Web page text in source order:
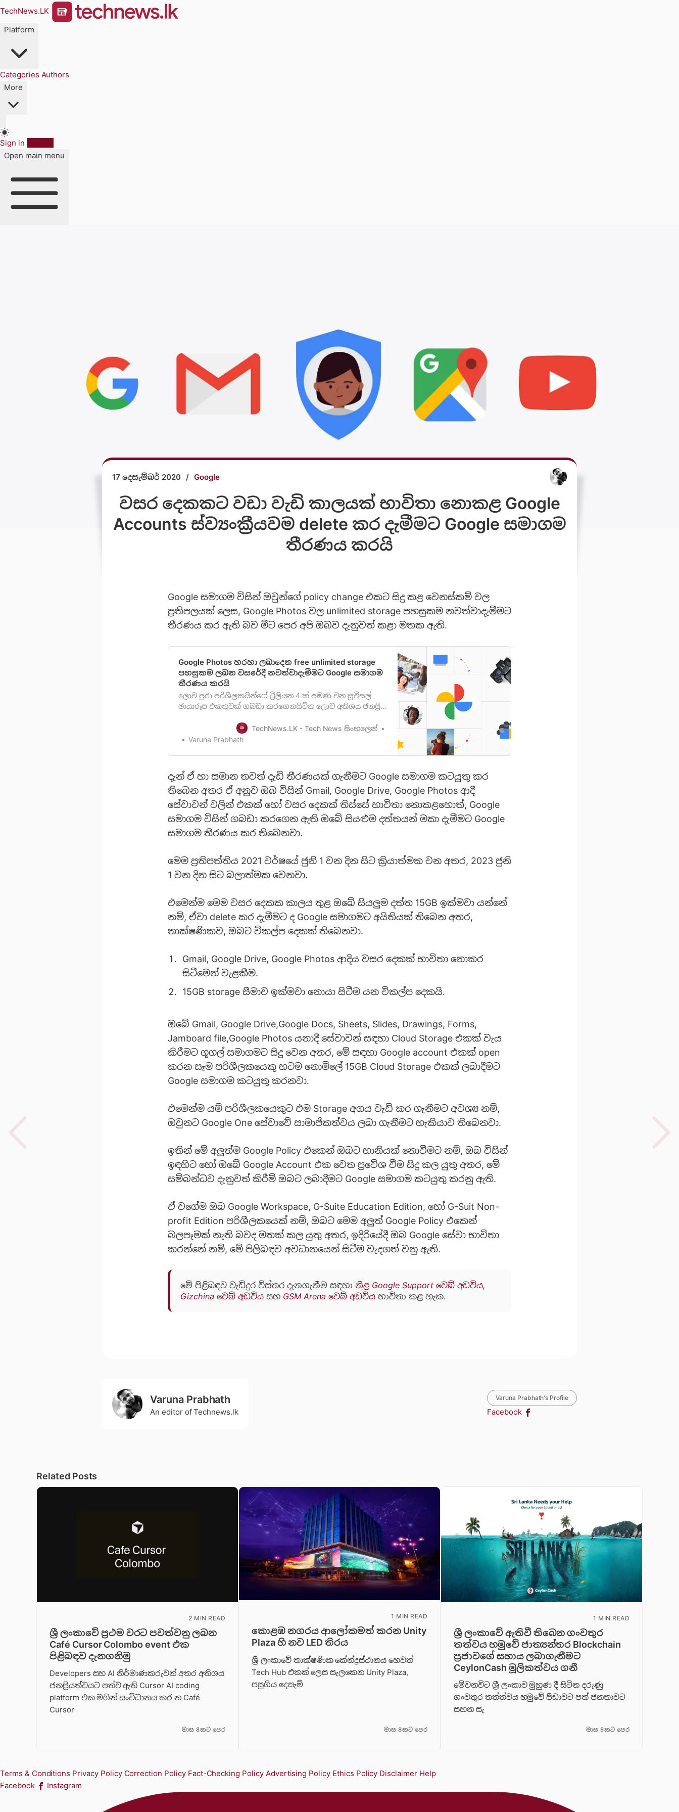
TechNews.LK
Platform
Categories Authors
More
Sign in
Open main menu
17 දෙසැම්බර් 2020 / Google
වසර දෙකකට වඩා වැඩි කාලයක් භාවිතා නොකළ Google
Accounts ස්ව්‍යංක්‍රීයවම delete කර දැමීමට Google සමාගම
තීරණය කරයි
Google සමාගම විසින් ඔවුන්ගේ policy change එකට සිදු කළ වෙනස්කම් වල
ප්‍රතිපලයක් ලෙස, Google Photos වල unlimited storage පහසුකම නවත්වාදැමීමට
තීරණය කර ඇති බව මීට පෙර අපි ඔබව දැනුවත් කළා මතක ඇති.
Google Photos හරහා ලබාදෙන free unlimited storage
පහසුකම ලබන වසරේදී නවත්වාදැමීමට Google සමාගම
තීරණය කරයි
ලොව පුරා පරිශිලකයින්ගේ ට්‍රිලියන 4 ක් පමණ වන සුවිසල්
ඡායාරූප එකතුවක් ගබඩා කරගෙනසිටින ලොව අතිශය ජනප්‍රිය
ඉතාහොඳින් දන්නවා ඇතැයි අප සිතනවා. ඔබ Google account
එකක් create කරන විටම ඔබට Google වෙතින් 15GB ක storage
TechNews.LK - Tech News සිංහලෙන්
Varuna Prabhath
දැන් ඒ හා සමාන තවත් දැඩි තීරණයක් ගැනීමට Google සමාගම කටයුතු කර
තිබෙන අතර ඒ අනුව ඔබ විසින් Gmail, Google Drive, Google Photos ආදී
සේවාවන් වලින් එකක් හෝ වසර දෙකක් තිස්සේ භාවිතා නොකළහොත්, Google
සමාගම විසින් ගබඩා කරගෙන ඇති ඔබේ සියළුම දත්තයන් මකා දැමීමට Google
සමාගම තීරණය කර තිබෙනවා.
මෙම ප්‍රතිපත්තිය 2021 වර්ෂයේ ජුනි 1 වන දින සිට ක්‍රියාත්මක වන අතර, 2023 ජුනි
1 වන දින සිට බලාත්මක වෙනවා.
එමෙන්ම මෙම වසර දෙකක කාලය තුළ ඔබේ සියලුම දත්ත 15GB ඉක්මවා යන්නේ
නම්, ඒවා delete කර දැමීමට ද Google සමාගමට අයිතියක් තිබෙන අතර,
තාක්ෂණිකව, ඔබට විකල්ප දෙකක් තිබෙනවා.
Gmail, Google Drive, Google Photos ආදිය වසර දෙකක් භාවිතා නොකර
සිටීමෙන් වැළකීම.
15GB storage සීමාව ඉක්මවා නොයා සිටීම යන විකල්ප දෙකයි.
ඔබේ Gmail, Google Drive,Google Docs, Sheets, Slides, Drawings, Forms,
Jamboard file,Google Photos යනාදී සේවාවන් සඳහා Cloud Storage එකක් වැය
කිරීමට ගූගල් සමාගමට සිදු වෙන අතර, මේ සඳහා Google account එකක් open
කරන සෑම පරිශීලකයෙකු හටම නොමිලේ 15GB Cloud Storage එකක් ලබාදීමට
Google සමාගම කටයුතු කරනවා.
එමෙන්ම යම් පරිශීලකයෙකුට එම Storage අගය වැඩි කර ගැනීමට අවශ්‍ය නම්,
ඔවුනට Google One සේවාවේ සාමාජිකත්වය ලබා ගැනීමට හැකියාව තිබෙනවා.
ඉතින් මේ අලුත්ම Google Policy එකෙන් ඔබට හානියක් නොවීමට නම්, ඔබ විසින්
ඉඳහිට හෝ ඔබේ Google Account එක වෙත ප්‍රවේශ වීම සිදු කල යුතු අතර, මේ
සම්බන්ධව දැනුවත් කිරීම් ඔබට ලබාදීමට Google සමාගම කටයුතු කරනු ඇති.
ඒ වගේම ඔබ Google Workspace, G-Suite Education Edition, හෝ G-Suit Non-
profit Edition පරිශීලකයෙක් නම්, ඔබට මෙම අලුත් Google Policy එකෙන්
බලපෑමක් නැති බවද මතක් කල යුතු අතර, ඉදිරියේදී ඔබ Google සේවා භාවිතා
කරන්නේ නම්, මේ පිලිබඳව අවධානයෙන් සිටීම වැදගත් වනු ඇති.
මේ පිළිබඳව වැඩිදුර විස්තර දැනගැනීම සඳහා නිළ Google Support වෙබ් අඩවිය,
Gizchina වෙබ් අඩවිය සහ GSM Arena වෙබ් අඩවිය භාවිතා කළ හැක.
Varuna Prabhath
An editor of Technews.lk
Varuna Prabhath's Profile
Facebook
Related Posts
2 MIN READ
ශ්‍රී ලංකාවේ ප්‍රථම වරට පවත්වනු ලබන
Café Cursor Colombo event එක
පිළිබඳව දැනගනිමු
Developers සහ AI නිර්මාණකරුවන් අතර අතිශය
ජනප්‍රියත්වයට පත්ව ඇති Cursor AI coding
platform එක මගින් සංවිධානය කර න Café
Cursor
මාස 8කට පෙර
1 MIN READ
කොළඹ නගරය ආලෝකමත් කරන Unity
Plaza හි නව LED තිරය
ශ්‍රී ලංකාවේ තාක්ෂණික කේන්ද්‍රස්ථානය හෙවත්
Tech Hub එකක් ලෙස සැලකෙන Unity Plaza,
පසුගිය දෙසැම්
මාස 8කට පෙර
1 MIN READ
ශ්‍රී ලංකාවේ ඇතිවී තිබෙන ගංවතුර
තත්වය හමුවේ ජාත්‍යන්තර Blockchain
ප්‍රජාවගේ සහාය ලබාගැනීමට
CeylonCash මූලිකත්වය ග​නී
මේවනවිට ශ්‍රී ලංකාව මුහුණ දී සිටින දරුණු
ගංවතුර තත්ත්වය හමුවේ පීඩාවට පත් ජනතාවට
සහන සැ
මාස 8කට පෙර
Terms & Conditions Privacy Policy Correction Policy Fact-Checking Policy Advertising Policy Ethics Policy Disclaimer Help
Facebook
Instagram